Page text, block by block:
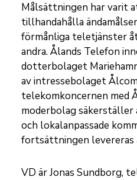
Målsättningen har varit
tillhandahålla
förmånliga teletjänster
andra. Ålands Telefon
dotterbolaget
av intressebolaget
telekomkoncernen med
moderbolag
och lokalanpassade
fortsättningen levereras
VD är Jonas Sundborg,